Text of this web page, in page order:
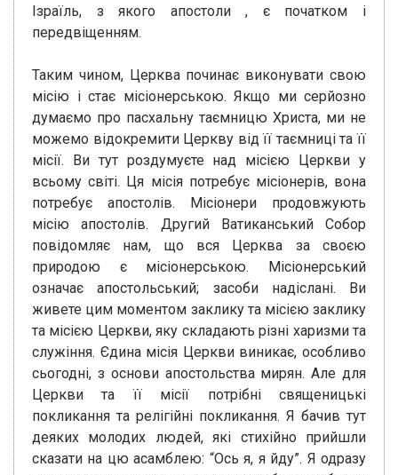
Ізраїль, з якого апостоли , є початком і
передвіщенням.
Таким чином, Церква починає виконувати свою
місію і стає місіонерською. Якщо ми серйозно
думаємо про пасхальну таємницю Христа, ми не
можемо відокремити Церкву від її таємниці та її
місії. Ви тут роздумуєте над місією Церкви у
всьому світі. Ця місія потребує місіонерів, вона
потребує апостолів. Місіонери продовжують
місію апостолів. Другий Ватиканський Собор
повідомляє нам, що вся Церква за своєю
природою є місіонерською. Місіонерський
означає апостольський; засоби надіслані. Ви
живете цим моментом заклику та місією заклику
та місією Церкви, яку складають різні харизми та
служіння. Єдина місія Церкви виникає, особливо
сьогодні, з основи апостольства мирян. Але для
Церкви та її місії потрібні священицькі
покликання та релігійні покликання. Я бачив тут
деяких молодих людей, які стихійно прийшли
сказати на цю асамблею: “Ось я, я йду”. Я одразу